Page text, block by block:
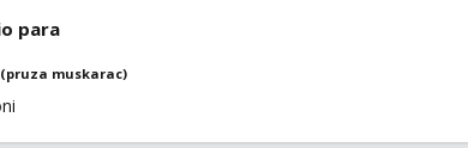
para
muskarac)